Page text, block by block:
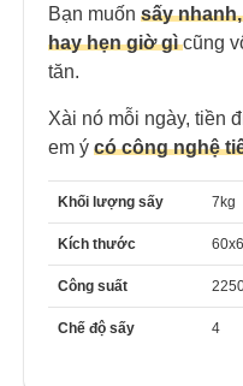
Bạn muốn sấy
hay hẹn giờ gì cũng
tăn.
Xài nó mỗi ngày, tiền
em ý có công nghệ
Khối lượng sấy 7kg
Kích thước
Công suất
Chế độ sấy 4